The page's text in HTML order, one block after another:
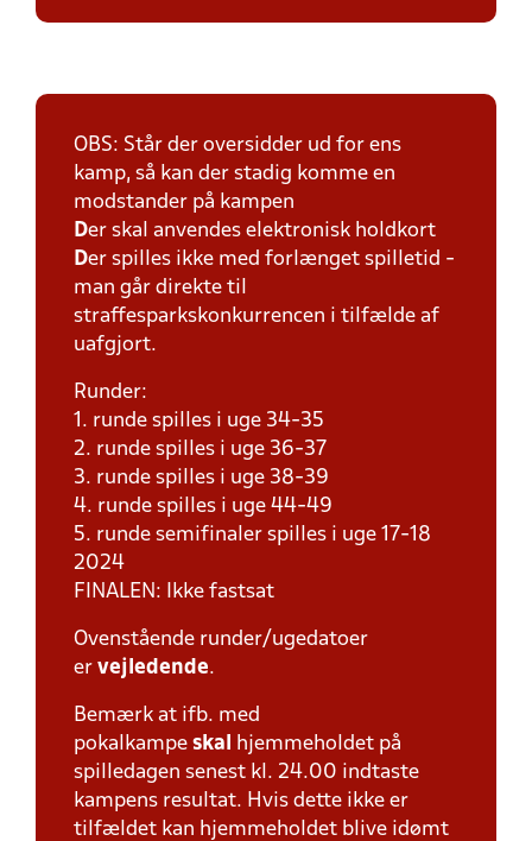
OBS: Står der oversidder ud for ens
kamp, så kan der stadig komme en
modstander på kampen
Der skal anvendes elektronisk holdkort
Der spilles ikke med forlænget spilletid -
man går direkte til
straffesparkskonkurrencen i tilfælde af
uafgjort.
Runder:
1. runde spilles i uge 34-35
2. runde spilles i uge 36-37
3. runde spilles i uge 38-39
4. runde spilles i uge 44-49
5. runde semifinaler spilles i uge 17-18
2024
FINALEN: Ikke fastsat
Ovenstående runder/ugedatoer
er vejledende.
Bemærk at ifb. med
pokalkampe skal
hjemmeholdet på
spilledagen senest kl. 24.00 indtaste
kampens resultat. Hvis dette ikke er
tilfældet kan hjemmeholdet blive idømt